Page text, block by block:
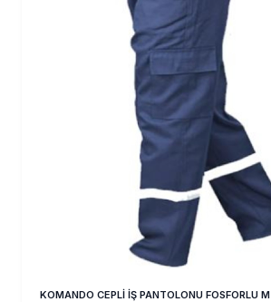
KOMANDO CEPLİ İŞ PANTOLONU FOSFORLU M